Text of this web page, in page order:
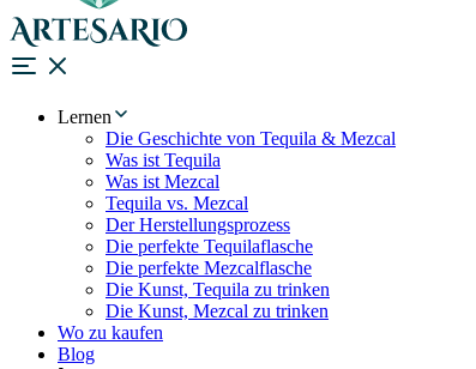
Lernen
Die Geschichte von Tequila & Mezcal
Was ist Tequila
Was ist Mezcal
Tequila vs. Mezcal
Der Herstellungsprozess
Die perfekte Tequilaflasche
Die perfekte Mezcalflasche
Die Kunst, Tequila zu trinken
Die Kunst, Mezcal zu trinken
Wo zu kaufen
Blog